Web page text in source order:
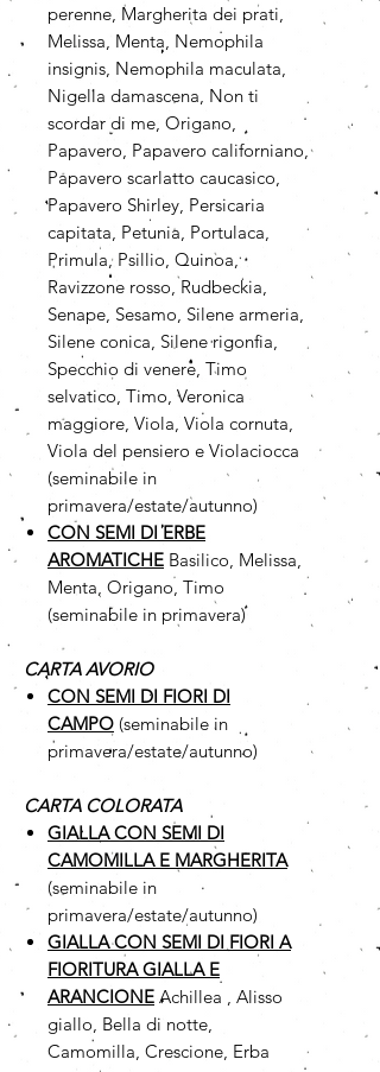
perenne, Margherita dei prati,
Melissa, Menta, Nemophila
insignis, Nemophila maculata,
Nigella damascena, Non ti
scordar di me, Origano,
Papavero, Papavero californiano,
Papavero scarlatto caucasico,
Papavero Shirley, Persicaria
capitata, Petunia, Portulaca,
Primula, Psillio, Quinoa,
Ravizzone rosso, Rudbeckia,
Senape, Sesamo, Silene armeria,
Silene conica, Silene rigonfia,
Specchio di venere, Timo
selvatico, Timo, Veronica
maggiore, Viola, Viola cornuta,
Viola del pensiero e Violaciocca
(seminabile in
primavera/estate/autunno)
CON SEMI DI ERBE
AROMATICHE Basilico, Melissa,
Menta, Origano, Timo
(seminabile in primavera)
CARTA AVORIO
CON SEMI DI FIORI DI
CAMPO (seminabile in
primavera/estate/autunno)
CARTA COLORATA
GIALLA CON SEMI DI
CAMOMILLA E MARGHERITA
(seminabile in
primavera/estate/autunno)
GIALLA CON SEMI DI FIORI A
FIORITURA GIALLA E
ARANCIONE Achillea , Alisso
giallo, Bella di notte,
Camomilla, Crescione, Erba